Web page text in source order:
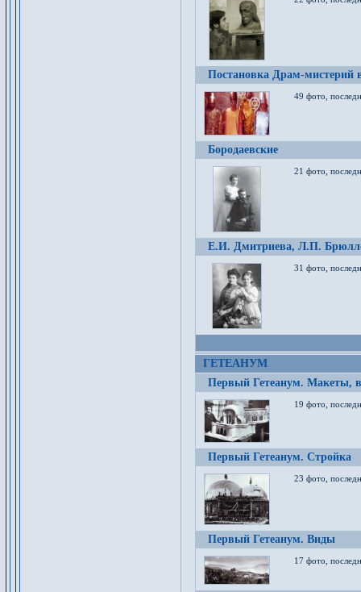
Постановка Драм-мистерий
49 фото,
Бородаевские
21 фото,
Е.И. Дмитриева, Л.П.
31 фото,
ГЕТЕАНУМ
Первый Гетеанум. Макеты,
19 фото,
Первый Гетеанум. Стройка
23 фото,
Первый Гетеанум. Виды
17 фото,